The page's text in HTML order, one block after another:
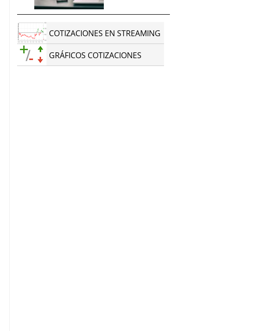
COTIZACIONES EN STREAMING
GRÁFICOS COTIZACIONES